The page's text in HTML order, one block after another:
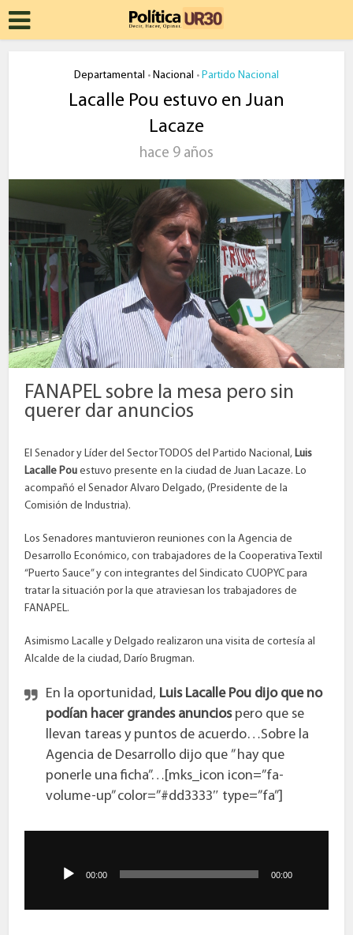
Departamental • Nacional • Partido Nacional
Lacalle Pou estuvo en Juan
Lacaze
hace 9 años
FANAPEL sobre la mesa pero sin
querer dar anuncios
El Senador y Líder del Sector TODOS del Partido Nacional,Luis
Lacalle Pou estuvo presente en la ciudad de Juan Lacaze. Lo
acompañó el Senador Alvaro Delgado, (Presidente de la
Comisión de Industria).
Los Senadores mantuvieron reuniones con la Agencia de
Desarrollo Económico, con trabajadores de la Cooperativa Textil
“Puerto Sauce” y con integrantes del Sindicato CUOPYC para
tratar la situación por la que atraviesan los trabajadores de
FANAPEL.
Asimismo Lacalle y Delgado realizaron una visita de cortesía al
Alcalde de la ciudad, Darío Brugman.
En la oportunidad, Luis Lacalle Pou dijo que no
podían hacer grandes anunciospero que se
llevan tareas y puntos de acuerdo…Sobre la
Agencia de Desarrollo dijo que ” hay que
ponerle una ficha”…[mks_icon icon=”fa-
volume-up” color=”#dd3333″ type=”fa”]
00:00 00:00